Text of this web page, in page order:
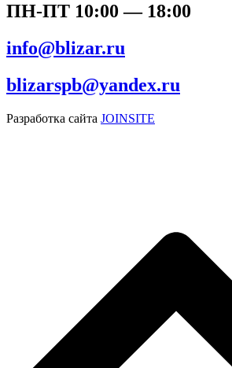
ПН-ПТ 10:00 — 18:00
info@blizar.ru
blizarspb@yandex.ru
Разработка сайта JOINSITE